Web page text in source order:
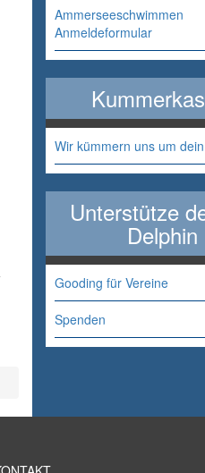
Ammerseeschwimmen
Anmeldeformular
Wir kümmern uns um
Unterstütze
Delphin
Gooding für Vereine
Spenden